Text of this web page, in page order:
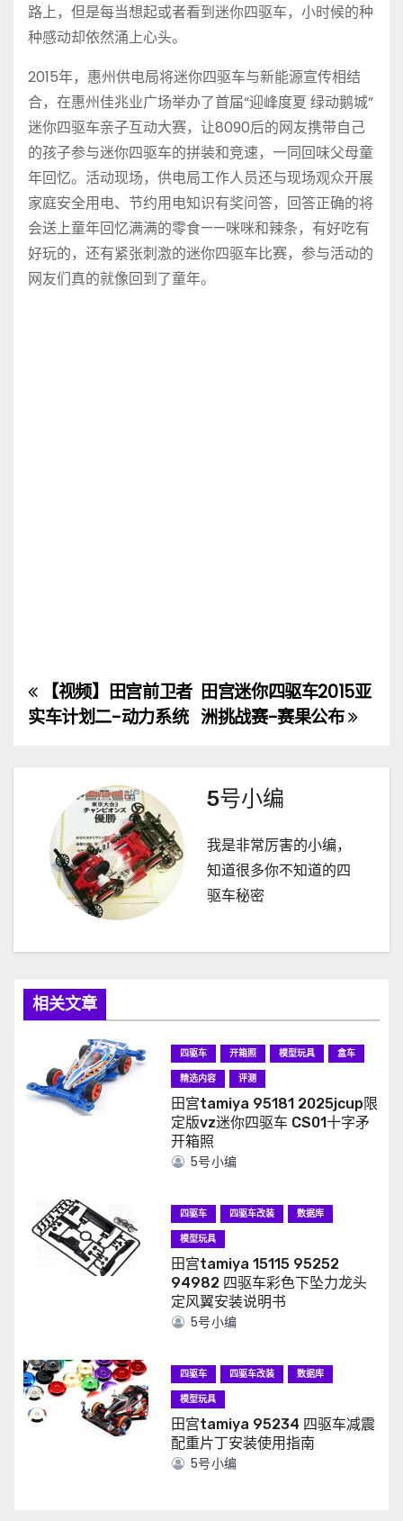
路上，但是每当想起或者看到迷你四驱车，小时候的种
种感动却依然涌上心头。
2015年，惠州供电局将迷你四驱车与新能源宣传相结
合，在惠州佳兆业广场举办了首届“迎峰度夏 绿动鹅城”
迷你四驱车亲子互动大赛，让8090后的网友携带自己
的孩子参与迷你四驱车的拼装和竞速，一同回味父母童
年回忆。活动现场，供电局工作人员还与现场观众开展
家庭安全用电、节约用电知识有奖问答，回答正确的将
会送上童年回忆满满的零食——咪咪和辣条，有好吃有
好玩的，还有紧张刺激的迷你四驱车比赛，参与活动的
网友们真的就像回到了童年。
文
章
田宫迷你四驱车2015亚
洲挑战赛-赛果公布
【视频】田宫前卫者
实车计划二-动力系统
5号小编
我是非常厉害的小编，
知道很多你不知道的四
驱车秘密
相关文章
四驱车 开箱照 模型玩具
盒车
精选内容
评测
田宫tamiya 95181 2025jcup限
定版vz迷你四驱车 CS01十字矛
开箱照
5号小编
四驱车 四驱车改装
数据库
模型玩具
田宫tamiya 15115 95252
94982 四驱车彩色下坠力龙头
定风翼安装说明书
5号小编
四驱车 四驱车改装
数据库
模型玩具
田宫tamiya 95234 四驱车减震
配重片丁安装使用指南
5号小编